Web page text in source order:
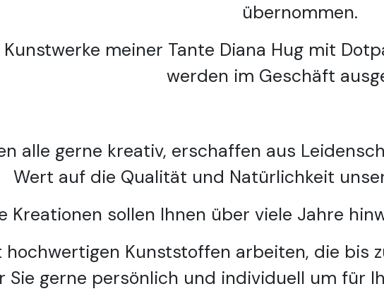
übernommen.
meiner Tante Diana Hug mit
werden im Geschäft
alle gerne kreativ, erschaffen aus
Wert auf die Qualität und Natürlichkeit
Kreationen sollen Ihnen über viele Jahre
hochwertigen Kunststoffen arbeiten, die bis
Sie gerne persönlich und individuell um für